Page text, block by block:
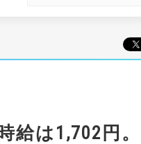
給は1,702円。